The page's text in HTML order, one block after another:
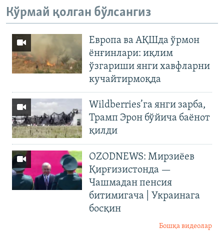
Кўрмай қолган бўлсангиз
Европа ва АҚШда ўрмон
ёнғинлари: иқлим
ўзгариши янги хавфларни
кучайтирмоқда
Wildberries’га янги зарба,
Трамп Эрон бўйича баёнот
қилди
OZODNEWS: Мирзиёев
Қирғизистонда —
Чашмадан пенсия
битимигача | Украинага
босқин
Бошқа видеолар